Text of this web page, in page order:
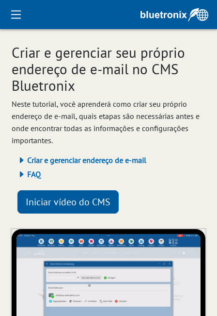
Criar e gerenciar seu próprio
endereço de e-mail no CMS
Bluetronix
Neste tutorial, você aprenderá como criar seu próprio
endereço de e-mail, quais etapas são necessárias antes e
onde encontrar todas as informações e configurações
importantes.
Criar e gerenciar endereço de e-mail
FAQ
Iniciar vídeo do CMS